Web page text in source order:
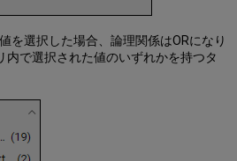
を選択した場合、論理関係はORになり
内で選択された値のいずれかを持つタ